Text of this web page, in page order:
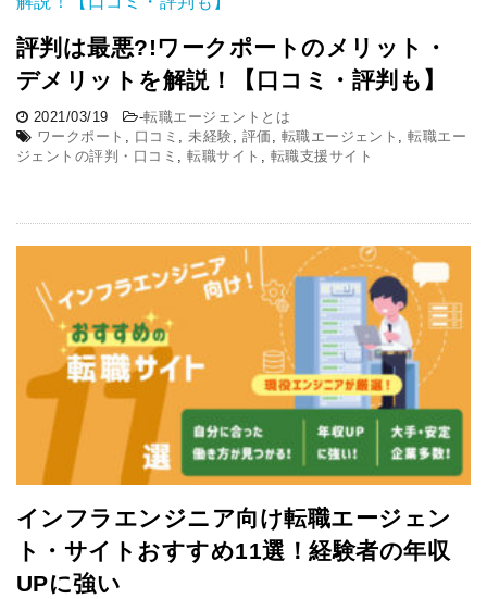
評判は最悪?!ワークポートのメリット・
デメリットを解説！【口コミ・評判も】
2021/03/19 -転職エージェントとは
ワークポート
口コミ 未経験 評価 転職エージェント ,転職エー
ジェントの評判・口コミ
,転職サイト 転職支援サイト
インフラエンジニア向け転職エージェン
ト・サイトおすすめ11選！経験者の年収
UPに強い